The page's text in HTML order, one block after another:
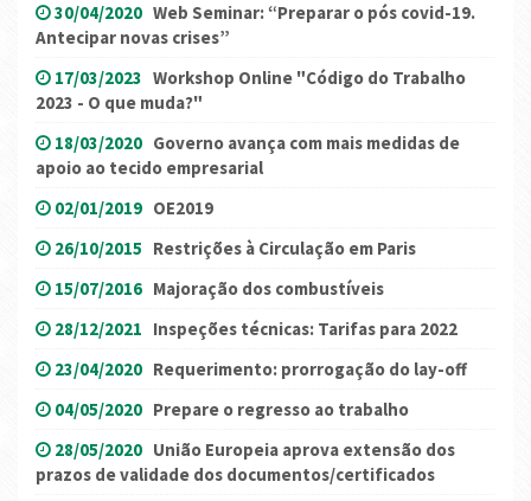
30/04/2020 Web Seminar: “Preparar o pós covid-19.
Antecipar novas crises”
17/03/2023 Workshop Online "Código do Trabalho
2023 - O que muda?"
18/03/2020 Governo avança com mais medidas de
apoio ao tecido empresarial
02/01/2019 OE2019
26/10/2015 Restrições à Circulação em Paris
15/07/2016 Majoração dos combustíveis
28/12/2021 Inspeções técnicas: Tarifas para 2022
23/04/2020 Requerimento: prorrogação do lay-off
04/05/2020 Prepare o regresso ao trabalho
28/05/2020 União Europeia aprova extensão dos
prazos de validade dos documentos/certificados